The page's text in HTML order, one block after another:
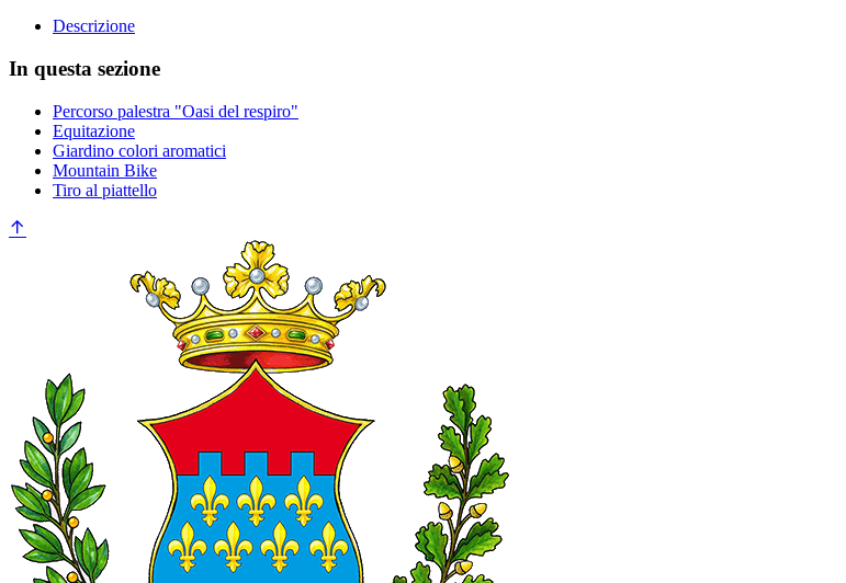
Descrizione
In questa sezione
Percorso palestra "Oasi del respiro"
Equitazione
Giardino colori aromatici
Mountain Bike
Tiro al piattello